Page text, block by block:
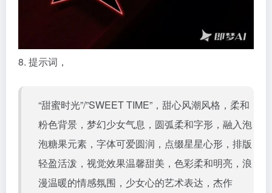
8. 提示词，
“甜蜜时光”/”SWEET TIME”，甜心风潮风格，柔和
粉色背景，梦幻少女气息，圆弧柔和字形，融入泡
泡糖果元素，字体可爱圆润，点缀星星心形，排版
轻盈活泼，视觉效果温馨甜美，色彩柔和明亮，浪
漫温暖的情感氛围，少女心的艺术表达，杰作